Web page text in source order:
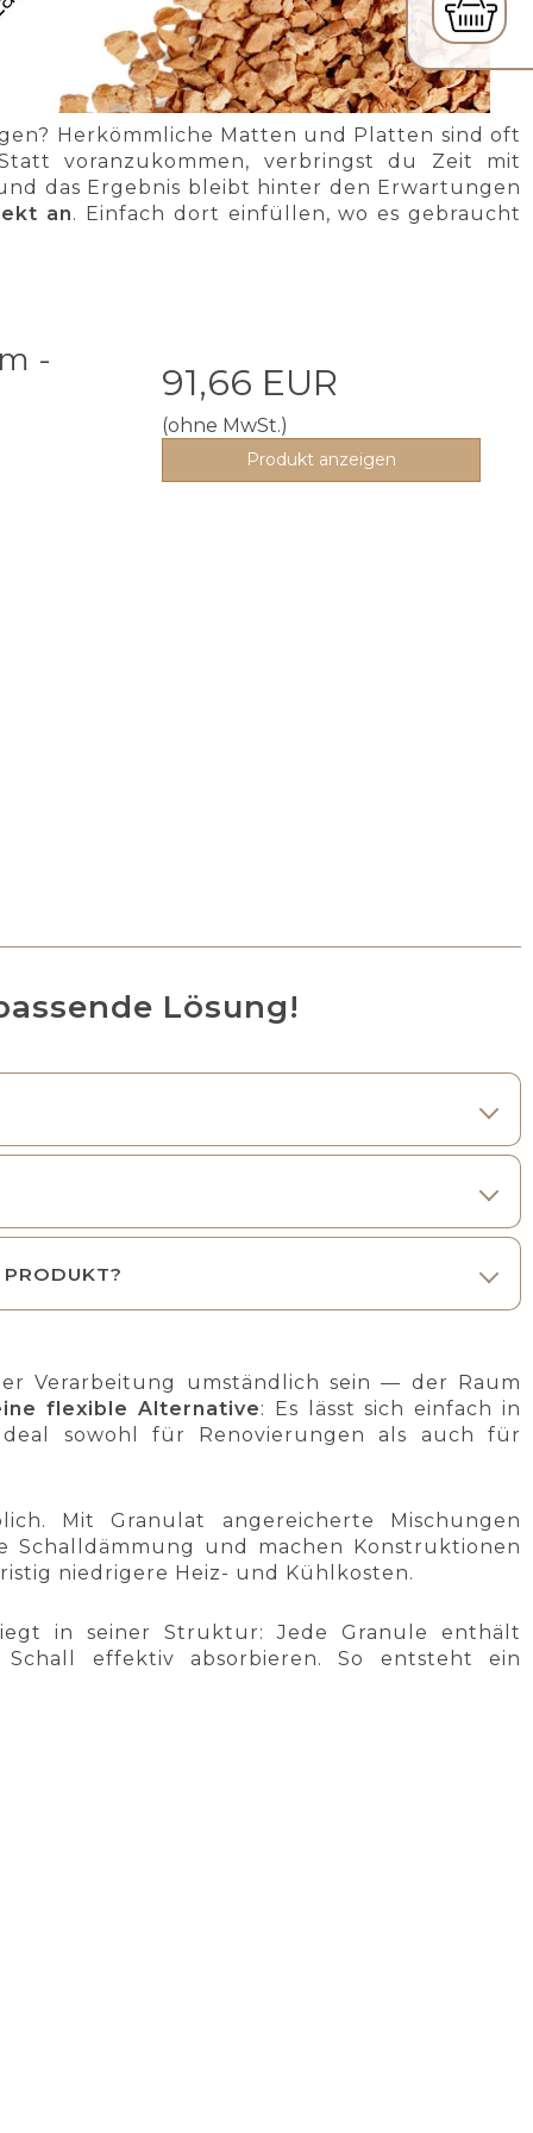
Herkömmliche Matten und Platten sind oft
voranzukommen, verbringst du Zeit mit
das Ergebnis bleibt hinter den Erwartungen
an. Einfach dort einfüllen, wo es gebraucht
-
91,66 EUR
(ohne MwSt.)
Produkt anzeigen
Lösung!
Verarbeitung umständlich sein — der Raum
flexible Alternative: Es lässt sich einfach in
sowohl für Renovierungen als auch für
Mit Granulat angereicherte Mischungen
Schalldämmung und machen Konstruktionen
niedrigere Heiz- und Kühlkosten.
in seiner Struktur: Jede Granule enthält
effektiv absorbieren. So entsteht ein